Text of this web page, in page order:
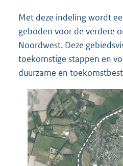
Met deze indeling wordt
geboden voor de verdere
Noordwest. Deze
toekomstige stappen en
duurzame en